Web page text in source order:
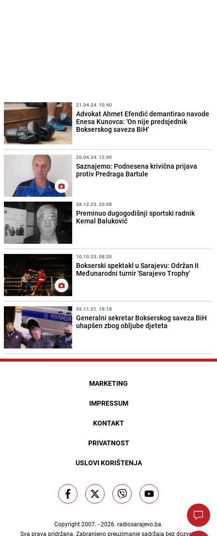
21.04.24. 10:40
Advokat Ahmet Efendić demantirao navode
Enesa Kunovca: 'On nije predsjednik
Bokserskog saveza BiH'
20.04.24. 12:00
Saznajemo: Podnesena krivična prijava
protiv Predraga Bartule
28.12.23. 20:08
Preminuo dugogodišnji sportski radnik
Kemal Baluković
10.10.23. 08:20
Bokserski spektakl u Sarajevu: Održan II
Međunarodni turnir 'Sarajevo Trophy'
05.11.21. 18:18
Generalni sekretar Bokserskog saveza BiH
uhapšen zbog obljube djeteta
MARKETING
IMPRESSUM
KONTAKT
PRIVATNOST
USLOVI KORIŠTENJA
Copyright 2007. - 2026. radiosarajevo.ba.
Sva prava pridržana. Zabranjeno preuzimanje sadržaja bez dozvole